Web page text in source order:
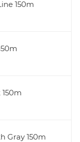
150m
Gray 150m